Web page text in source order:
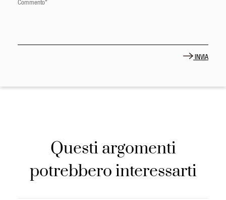
INVIA
Questi argomenti
potrebbero interessarti